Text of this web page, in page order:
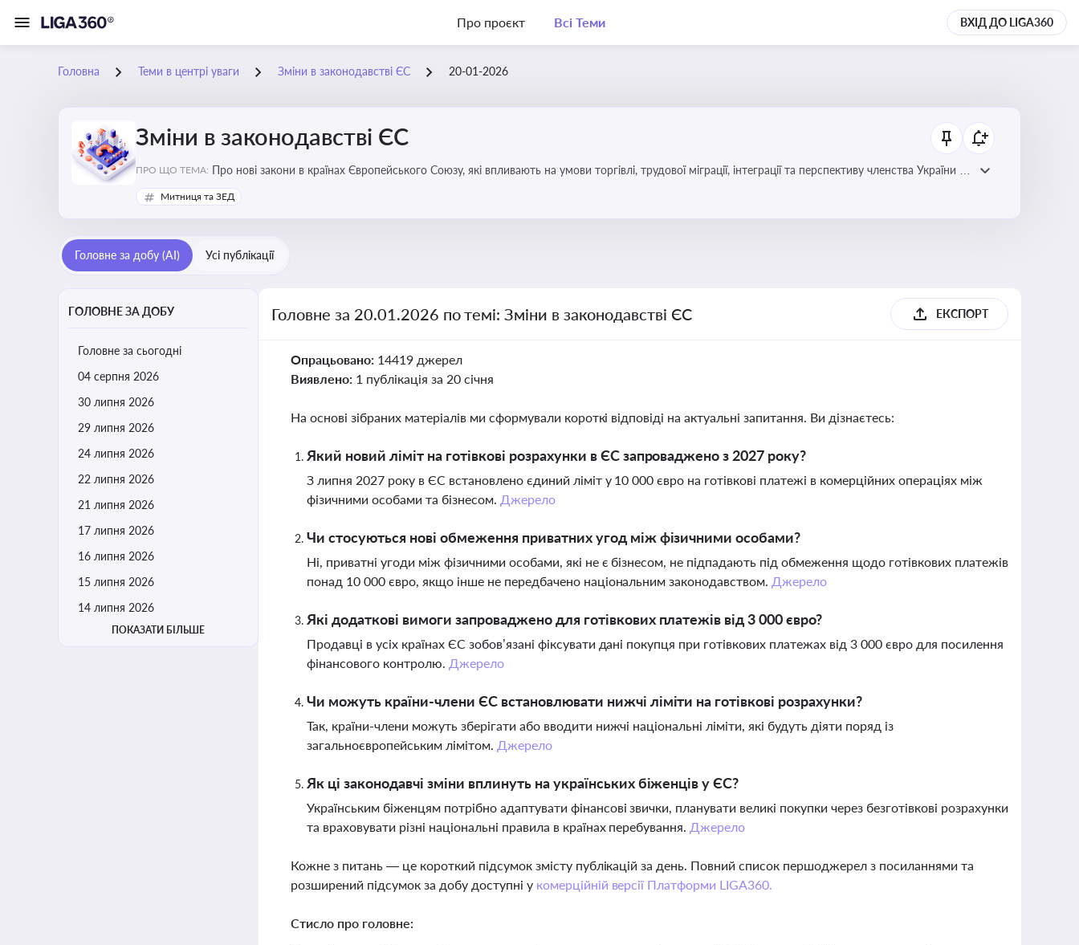
Про проєкт Всі Теми ВХІД ДО LIGA360
Головна Теми в центрі уваги Зміни в законодавстві ЄС 20-01-2026
Зміни в законодавстві ЄС
ПРО ЩО ТЕМА: Про нові закони в країнах Європейського Союзу, які впливають на умови торгівлі, трудової міграції, інтеграції та перспективу членства України в
Євросоюзі
Митниця та ЗЕД
Головне за добу (AI) Усі публікації
ГОЛОВНЕ ЗА ДОБУ
Головне за сьогодні
04 серпня 2026
30 липня 2026
29 липня 2026
24 липня 2026
22 липня 2026
21 липня 2026
17 липня 2026
16 липня 2026
15 липня 2026
14 липня 2026
ПОКАЗАТИ БІЛЬШЕ
Головне за 20.01.2026 по темі: Зміни в законодавстві ЄС ЕКСПОРТ
Опрацьовано: 14419 джерел
Виявлено: 1 публікація за 20 січня
На основі зібраних матеріалів ми сформували короткі відповіді на актуальні запитання. Ви дізнаєтесь:
Який новий ліміт на готівкові розрахунки в ЄС запроваджено з 2027 року?
З липня 2027 року в ЄС встановлено єдиний ліміт у 10 000 євро на готівкові платежі в комерційних операціях між
фізичними особами та бізнесом. Джерело
Чи стосуються нові обмеження приватних угод між фізичними особами?
Ні, приватні угоди між фізичними особами, які не є бізнесом, не підпадають під обмеження щодо готівкових платежів
понад 10 000 євро, якщо інше не передбачено національним законодавством. Джерело
Які додаткові вимоги запроваджено для готівкових платежів від 3 000 євро?
Продавці в усіх країнах ЄС зобов’язані фіксувати дані покупця при готівкових платежах від 3 000 євро для посилення
фінансового контролю. Джерело
Чи можуть країни-члени ЄС встановлювати нижчі ліміти на готівкові розрахунки?
Так, країни-члени можуть зберігати або вводити нижчі національні ліміти, які будуть діяти поряд із
загальноєвропейським лімітом. Джерело
Як ці законодавчі зміни вплинуть на українських біженців у ЄС?
Українським біженцям потрібно адаптувати фінансові звички, планувати великі покупки через безготівкові розрахунки
та враховувати різні національні правила в країнах перебування. Джерело
Кожне з питань — це короткий підсумок змісту публікацій за день. Повний список першоджерел з посиланнями та
розширений підсумок за добу доступні у комерційній версії Платформи LIGA360.
Стисло про головне: